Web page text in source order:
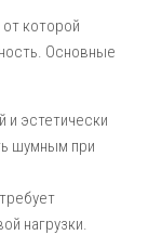
которой
Основные
и эстетически
шумным при
нагрузки.